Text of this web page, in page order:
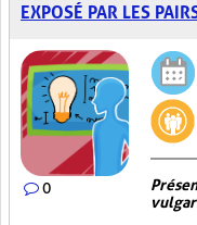
EXPOSÉ PAR LES
0